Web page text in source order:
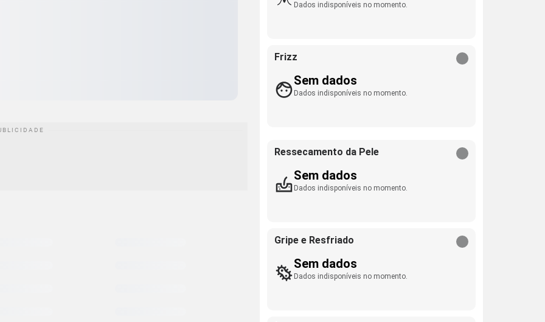
Dados indisponíveis no momento.
Frizz
Sem dados
Dados indisponíveis no momento.
Ressecamento da Pele
Sem dados
Dados indisponíveis no momento.
Gripe e Resfriado
Sem dados
Dados indisponíveis no momento.